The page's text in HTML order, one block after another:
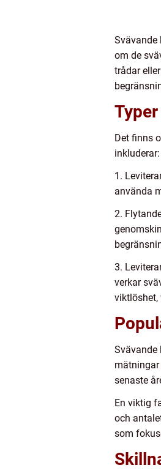
Svävande
om de
trådar
Det finns
inkluderar:
1.
använda
2.
3.
verkar
viktlöshet,
Svävande
mätningar
senaste
En viktig
och
som